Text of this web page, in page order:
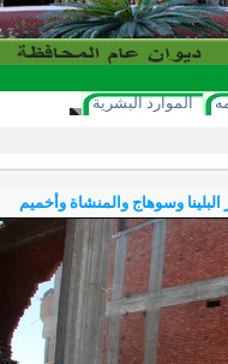
الموارد البشرية